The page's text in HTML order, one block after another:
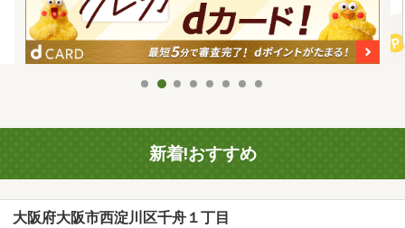
新着!おすすめ
大阪府大阪市西淀川区千舟１丁目